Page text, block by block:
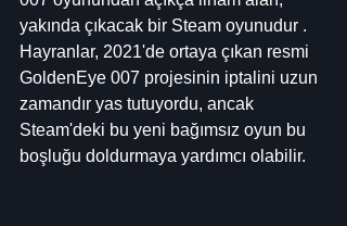
yakında çıkacak bir Steam oyunudur .
Hayranlar, 2021'de ortaya çıkan resmi
GoldenEye 007 projesinin iptalini uzun
zamandır yas tutuyordu, ancak
Steam'deki bu yeni bağımsız oyun bu
boşluğu doldurmaya yardımcı olabilir.